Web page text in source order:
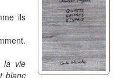
ils
la vie
blanc